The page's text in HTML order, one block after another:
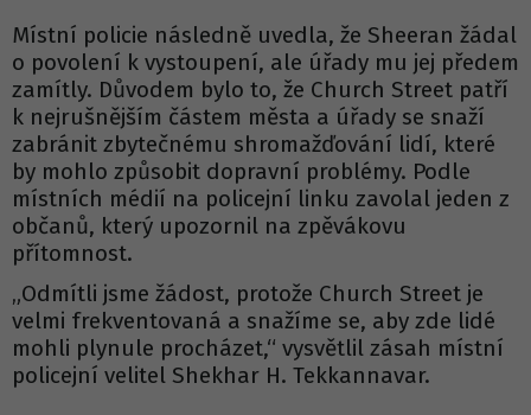
Místní policie následně uvedla, že Sheeran žádal
o povolení k vystoupení, ale úřady mu jej předem
zamítly. Důvodem bylo to, že Church Street patří
k nejrušnějším částem města a úřady se snaží
zabránit zbytečnému shromažďování lidí, které
by mohlo způsobit dopravní problémy. Podle
místních médií na policejní linku zavolal jeden z
občanů, který upozornil na zpěvákovu
přítomnost.
„Odmítli jsme žádost, protože Church Street je
velmi frekventovaná a snažíme se, aby zde lidé
mohli plynule procházet,“ vysvětlil zásah místní
policejní velitel Shekhar H. Tekkannavar.